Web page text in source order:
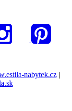
nabytek.cz|